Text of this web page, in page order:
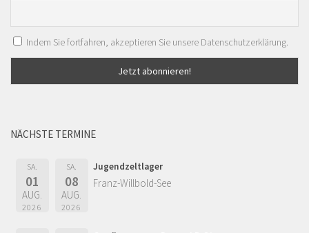
Indem Sie fortfahren, akzeptieren Sie unsere Datenschutzerklärung.
NÄCHSTE TERMINE
SA.
01
AUG.
2026
SA.
08
AUG.
2026
Jugendzeltlager
Franz-Willbold-See